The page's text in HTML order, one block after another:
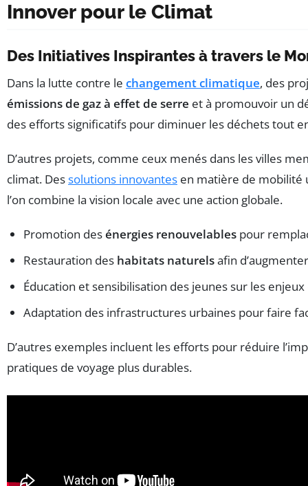
Innover pour le Climat
Des Initiatives Inspirantes à travers le
Dans la lutte contre le changement climatique, des
émissions de gaz à effet de serre et à promouvoir un
des efforts significatifs pour diminuer les déchets tout
D’autres projets, comme ceux menés dans les villes
climat. Dessolutions innovantes en matière de mobilité
l’on combine la vision locale avec une action globale.
Promotion desénergies renouvelables pour
Restauration des habitats naturelsafin
Éducation et sensibilisation des jeunes sur les
Adaptation des infrastructures urbaines pour faire
D’autres exemples incluent les efforts pour réduire
pratiques de voyage plus durables.